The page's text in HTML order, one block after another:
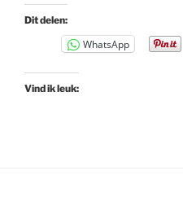
Dit delen:
WhatsApp
Vind ik leuk: